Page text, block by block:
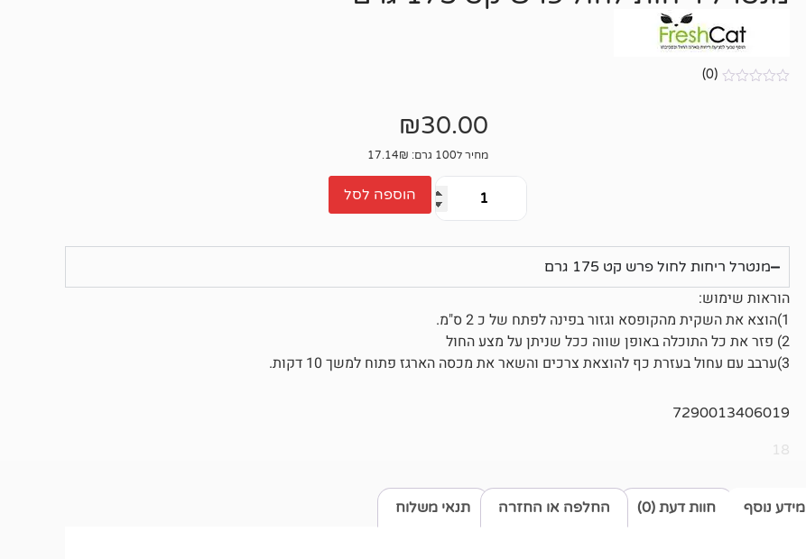
(0)
₪30.00
מחיר ל100 גרם: 17.14₪
הוספה לסל
מנטרל ריחות לחול פרש קט 175 גרם
הוראות שימוש:
1)הוצא את השקית מהקופסא וגזור בפינה לפתח של כ 2 ס"מ.
2) פזר את כל התוכלה באופן שווה ככל שניתן על מצע החול
3)ערבב עם עחול בעזרת כף להוצאת צרכים והשאר את מכסה הארגז פתוח למשך 10 דקות.
7290013406019
18
מידע נוסף תנאי משלוח חוות דעת (0) החלפה או החזרה